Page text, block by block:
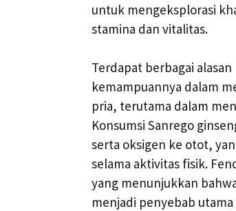
untuk mengeksplorasi
stamina dan vitalitas.
Terdapat berbagai
kemampuannya dalam
pria, terutama dalam
Konsumsi Sanrego
serta oksigen ke otot,
selama aktivitas fisik.
yang menunjukkan
menjadi penyebab